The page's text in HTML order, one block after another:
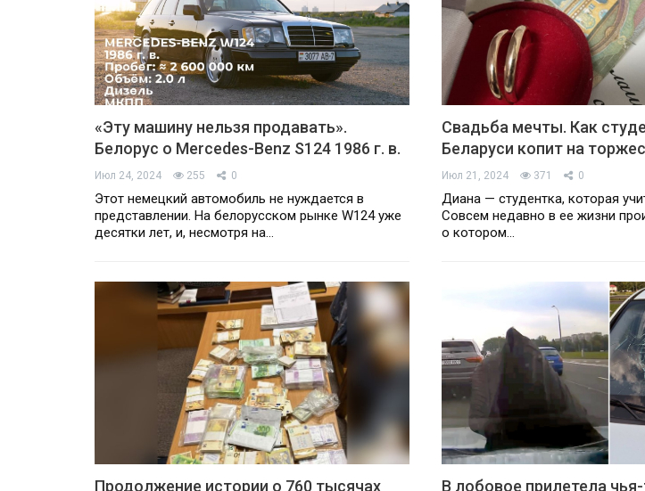
«Эту машину нельзя продавать».
Белорус о Mercedes-Benz S124 1986 г. в.
Июл 24, 2024 255 0
Этот немецкий автомобиль не нуждается в
представлении. На белорусском рынке W124 уже
десятки лет, и, несмотря на…
Свадьба мечты. Как
Беларуси копит на
Июл 21, 2024 371 0
Диана — студентка, которая
Совсем недавно в ее жизни
о котором…
Продолжение истории о 760 тысячах В лобовое прилетела